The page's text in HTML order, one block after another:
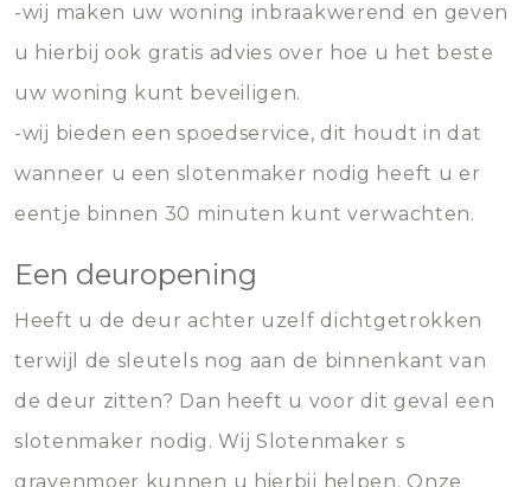
-wij maken uw woning inbraakwerend en geven
u hierbij ook gratis advies over hoe u het beste
uw woning kunt beveiligen.
-wij bieden een spoedservice, dit houdt in dat
wanneer u een slotenmaker nodig heeft u er
eentje binnen 30 minuten kunt verwachten.
Een deuropening
Heeft u de deur achter uzelf dichtgetrokken
terwijl de sleutels nog aan de binnenkant van
de deur zitten? Dan heeft u voor dit geval een
slotenmaker nodig. Wij Slotenmaker s
gravenmoer kunnen u hierbij helpen. Onze